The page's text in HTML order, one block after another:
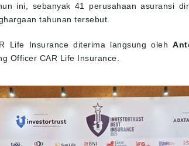
ini, sebanyak 41 perusahaan asuransi
tahunan tersebut.
Life Insurance diterima langsung oleh
Officer CAR Life Insurance.